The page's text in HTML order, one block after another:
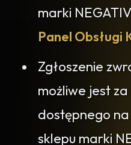
marki
Panel Obsługi
Zgłoszenie
możliwe jest
dostępnego
sklepu marki